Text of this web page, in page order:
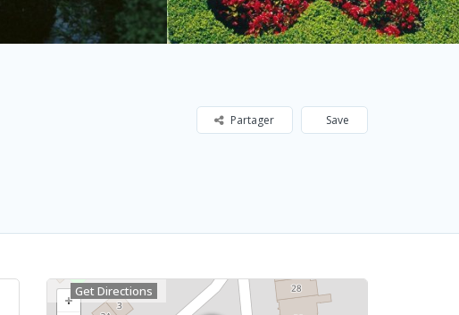
Save
Partager
Get Directions